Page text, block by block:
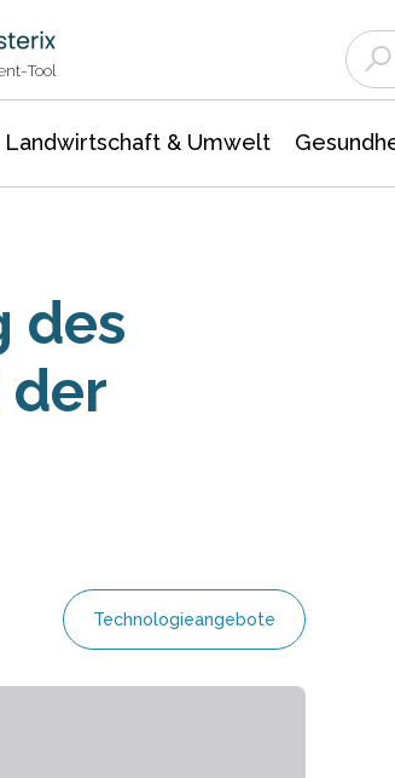
Tool
Landwirtschaft & Umwelt
des
der
Technologieangebote